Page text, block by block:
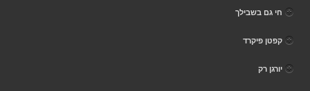
חי גם בשבילך
קפטן פיקרד
יורגן רק